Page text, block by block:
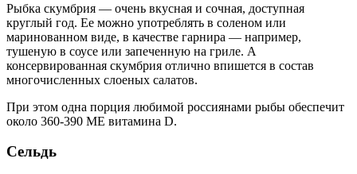
Рыбка скумбрия — очень вкусная и сочная, доступная
круглый год. Ее можно употреблять в соленом или
маринованном виде, в качестве гарнира — например,
тушеную в соусе или запеченную на гриле. А
консервированная скумбрия отлично впишется в состав
многочисленных слоеных салатов.
При этом одна порция любимой россиянами рыбы обеспечит
около 360-390 МЕ витамина D.
Сельдь